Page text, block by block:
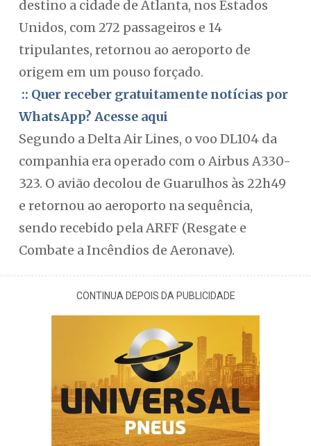
destino a cidade de Atlanta, nos Estados
Unidos, com 272 passageiros e 14
tripulantes, retornou ao aeroporto de
origem em um pouso forçado.
:: Quer receber gratuitamente notícias por
WhatsApp? Acesse aqui
Segundo a Delta Air Lines, o voo DL104 da
companhia era operado com o Airbus A330-
323. O avião decolou de Guarulhos às 22h49
e retornou ao aeroporto na sequência,
sendo recebido pela ARFF (Resgate e
Combate a Incêndios de Aeronave).
CONTINUA DEPOIS DA PUBLICIDADE